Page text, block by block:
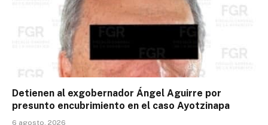
Detienen al exgobernador Ángel Aguirre por
presunto encubrimiento en el caso Ayotzinapa
6 agosto, 2026